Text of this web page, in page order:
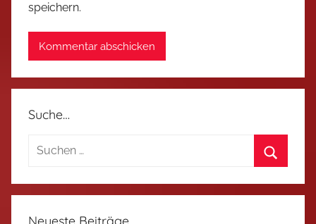
speichern.
Suche…
Suchen